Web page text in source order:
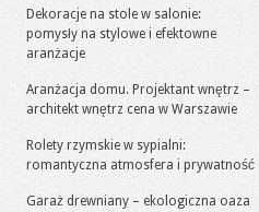
Dekoracje na stole w salonie:
pomysły na stylowe i efektowne
aranżacje
Aranżacja domu. Projektant wnętrz –
architekt wnętrz cena w Warszawie
Rolety rzymskie w sypialni:
romantyczna atmosfera i prywatność
Garaż drewniany – ekologiczna oaza